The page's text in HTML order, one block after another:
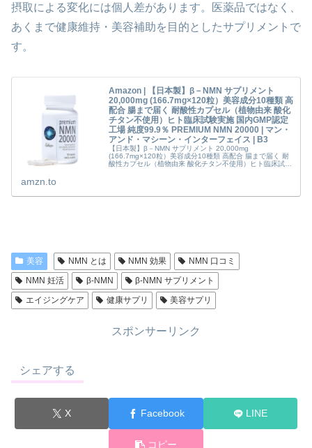
摂取による変化には個人差があります。医薬品ではなく、
あくまで健康維持・美容補助を目的としたサプリメントで
す。
Amazon | 【日本製】β－NMN サプリメント
20,000mg (166.7mg×120粒）美容成分10種類 高
配合 腸まで届く 耐酸性カプセル（植物由来 酸化
チタン不使用）ヒト臨床試験実施 国内GMP認定
工場 純度99.9％ PREMIUM NMN 20000 | マン・
アンド・マシーン・インターフェイス | B3
【日本製】β－NMN サプリメント 20,000mg
(166.7mg×120粒）美容成分10種類 高配合 腸まで届く 耐
酸性カプセル（植物由来 酸化チタン不使用）ヒト臨床試験
amzn.to
美容 NMN とは NMN 効果
NMN 口コミ
NMN 妊活
β-NMN
β-NMN サプリメント
エイジングケア
健康サプリ 美容サプリ
スポンサーリンク
シェアする
X Facebook LINE
コピー